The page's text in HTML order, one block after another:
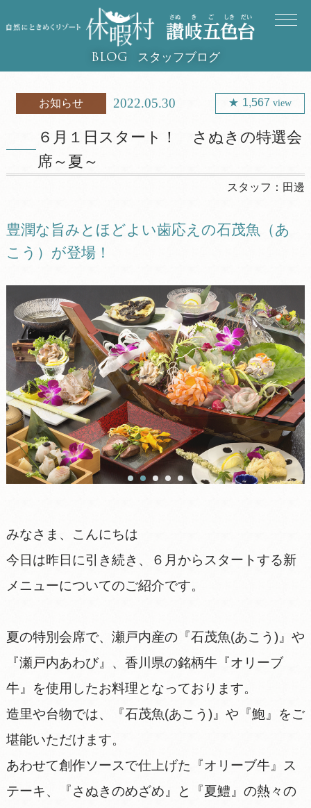
BLOG スタッフブログ
お知らせ 2022.05.30 1,567view
６月１日スタート！ さぬきの特選会
席～夏～
スタッフ： 田邊
豊潤な旨みとほどよい歯応えの石茂魚（あ
こう）が登場！
みなさま、こんにちは
今日は昨日に引き続き、６月からスタートする新
メニューについてのご紹介です。
夏の特別会席で、瀬戸内産の『石茂魚(あこう)』や
『瀬戸内あわび』、香川県の銘柄牛『オリーブ
牛』を使用したお料理となっております。
造里や台物では、『石茂魚(あこう)』や『鮑』をご
堪能いただけます。
あわせて創作ソースで仕上げた『オリーブ牛』ス
テーキ、『さぬきのめざめ』と『夏鱧』の熱々の